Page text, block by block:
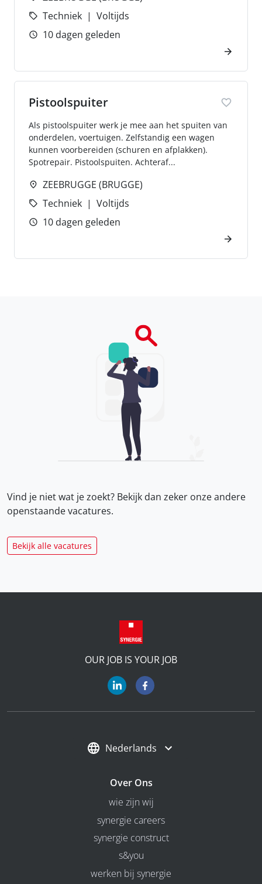
Techniek
Voltijds
10 dagen geleden
Pistoolspuiter
Als pistoolspuiter werk je mee aan het spuiten van
onderdelen, voertuigen. Zelfstandig een wagen
kunnen voorbereiden (schuren en afplakken).
Spotrepair. Pistoolspuiten. Achteraf...
ZEEBRUGGE (BRUGGE)
Techniek
Voltijds
10 dagen geleden
Vind je niet wat je zoekt? Bekijk dan zeker onzeandere
openstaande vacatures.
Bekijk alle vacatures
OUR JOB IS YOUR JOB
Nederlands
Over Ons
wie zijn wij
synergie careers
synergie construct
s&you
werken bij synergie